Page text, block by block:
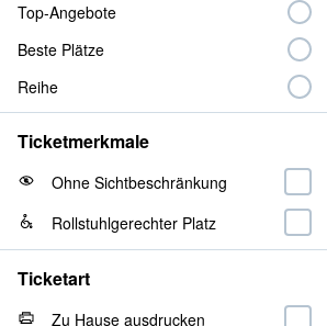
Top-Angebote
Beste Plätze
Reihe
Ticketmerkmale
Ohne Sichtbeschränkung
Rollstuhlgerechter Platz
Ticketart
Zu Hause ausdrucken